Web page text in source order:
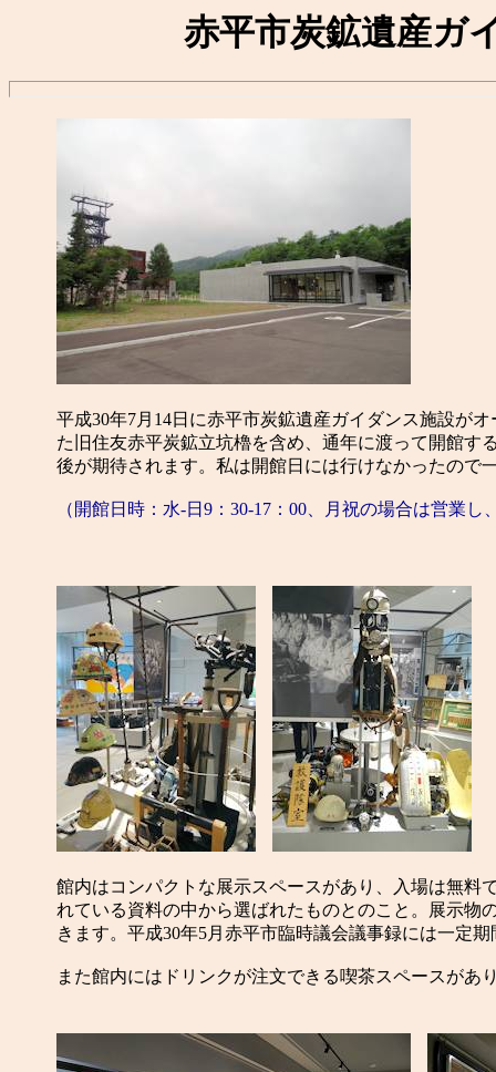
赤平市炭鉱遺産ガ
平成30年7月14日に赤平市炭鉱遺産ガイダンス施設が
た旧住友赤平炭鉱立坑櫓を含め、通年に渡って開館す
後が期待されます。私は開館日には行けなかったので
（開館日時：水-日9：30-17：00、月祝の場合は営業
館内はコンパクトな展示スペースがあり、入場は無料
れている資料の中から選ばれたものとのこと。展示物
きます。平成30年5月赤平市臨時議会議事録には一定
また館内にはドリンクが注文できる喫茶スペースが